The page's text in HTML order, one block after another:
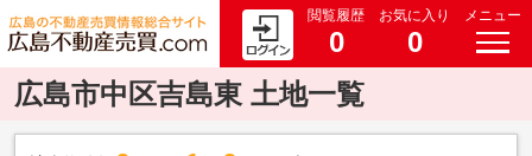
閲覧履歴
0
お気に入り
0
メニュー
広島市中区吉島東 土地一覧